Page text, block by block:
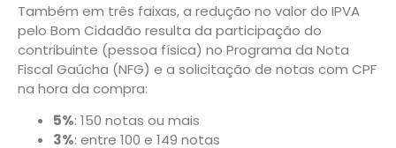
Também em três faixas, a redução no valor do IPVA
pelo Bom Cidadão resulta da participação do
contribuinte (pessoa física) no Programa da Nota
Fiscal Gaúcha (NFG) e a solicitação de notas com CPF
na hora da compra:
5%: 150 notas ou mais
3%: entre 100 e 149 notas